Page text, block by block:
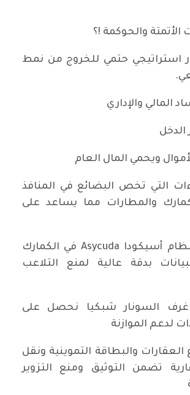
الأتمتة والحوكمة !؟
استراتيجي حتمي للخروج من نمط
المالي والإداري
الدخل
ويحمي المال العام
التي تخص البضائع في المنافذ
والمطارات مما يساعد على
- في تطبيق نظام أسيكودا Asycuda في الكمارك
بدقة عالية لمنع التلاعب
السونار شبكيا نحصل على
لدعم الموازنة
والبطاقة التموينية ونقل
تضمن التوثيق ومنع التزوير